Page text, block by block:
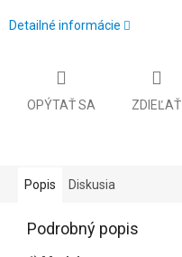
Detailné informácie
OPÝTAŤ SA ZDIEĽAŤ
Popis Diskusia
Podrobný popis